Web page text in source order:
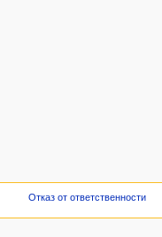
Отказ от ответственности